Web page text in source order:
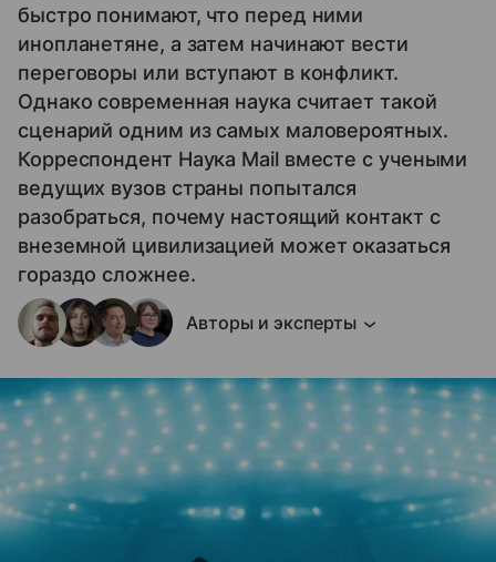
быстро понимают, что перед ними
инопланетяне, а затем начинают вести
переговоры или вступают в конфликт.
Однако современная наука считает такой
сценарий одним из самых маловероятных.
Корреспондент Наука Mail вместе с учеными
ведущих вузов страны попытался
разобраться, почему настоящий контакт с
внеземной цивилизацией может оказаться
гораздо сложнее.
Авторы и эксперты